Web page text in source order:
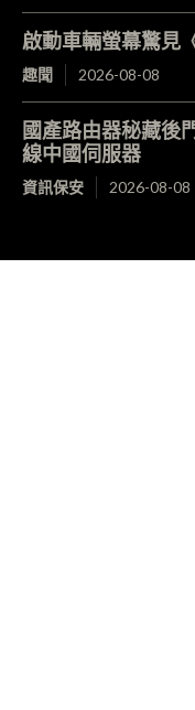
啟動車輛螢幕驚見
趣聞 2026-08-08
國產路由器秘藏後
線中國伺服器
資訊保安 2026-08-08